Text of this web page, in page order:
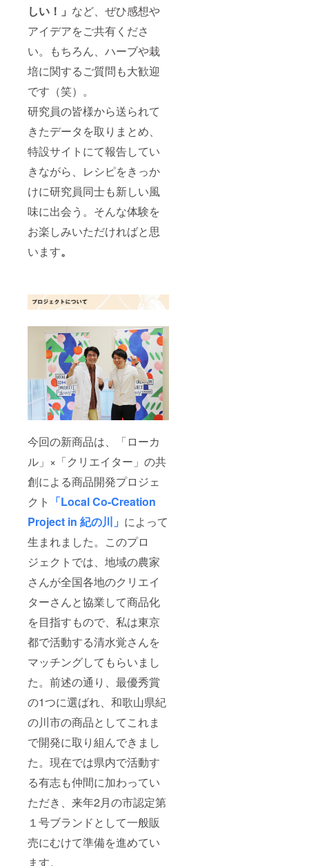
しい！」 など、ぜひ感想や
アイデアをご共有くださ
い。もちろん、ハーブや栽
培に関するご質問も大歓迎
です（笑）。
研究員の皆様から送られて
きたデータを取りまとめ、
特設サイトにて報告してい
きながら、レシピをきっか
けに研究員同士も新しい風
味に出会う。そんな体験を
お楽しみいただければと思
います。
今回の新商品は、「ローカ
ル」×「クリエイター」の共
創による商品開発プロジェ
クト 「Local Co-Creation
Project in 紀の川」 によって
生まれました。このプロ
ジェクトでは、地域の農家
さんが全国各地のクリエイ
ターさんと協業して商品化
を目指すもので、私は東京
都で活動する清水覚さんを
マッチングしてもらいまし
た。前述の通り、最優秀賞
の1つに選ばれ、和歌山県紀
の川市の商品としてこれま
で開発に取り組んできまし
た。現在では県内で活動す
る有志も仲間に加わってい
ただき、来年2月の市認定第
１号ブランドとして一般販
売にむけて準備を進めてい
ます。